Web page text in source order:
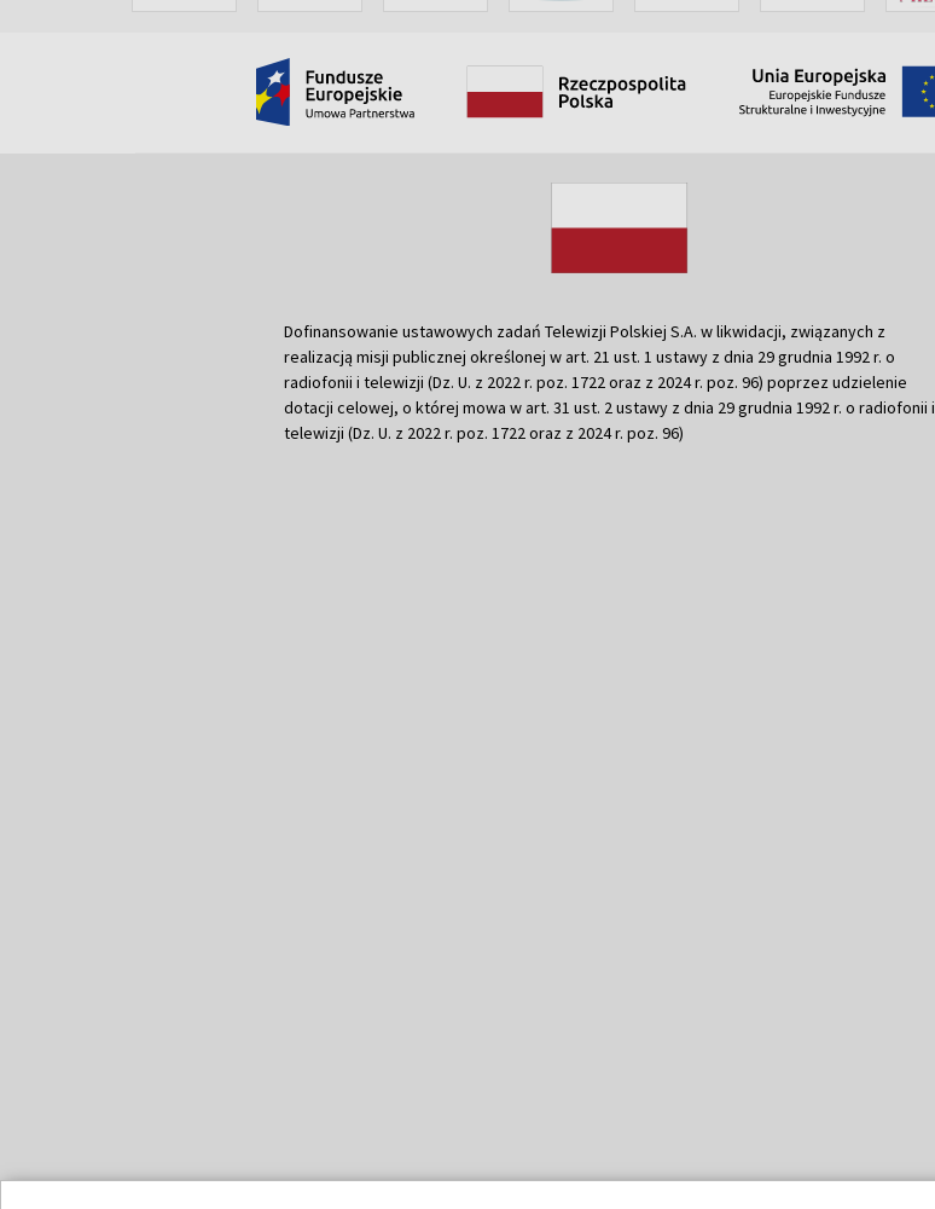
Dofinansowanie ustawowych zadań Telewizji Polskiej S.A. w likwidacji, związanych z
realizacją misji publicznej określonej w art. 21 ust. 1 ustawy z dnia 29 grudnia 1992 r. o
radiofonii i telewizji (Dz. U. z 2022 r. poz. 1722 oraz z 2024 r. poz. 96) poprzez udzielenie
dotacji celowej, o której mowa w art. 31 ust. 2 ustawy z dnia 29 grudnia 1992 r. o radiofonii i
telewizji (Dz. U. z 2022 r. poz. 1722 oraz z 2024 r. poz. 96)